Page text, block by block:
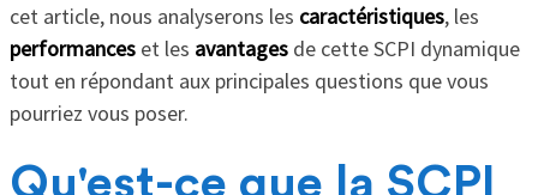
cet article, nous analyserons les caractéristiques, les
performanceset les avantagesde cette SCPI dynamique
tout en répondant aux principales questions que vous
pourriez vous poser.
Qu'est-ce que la SCPI